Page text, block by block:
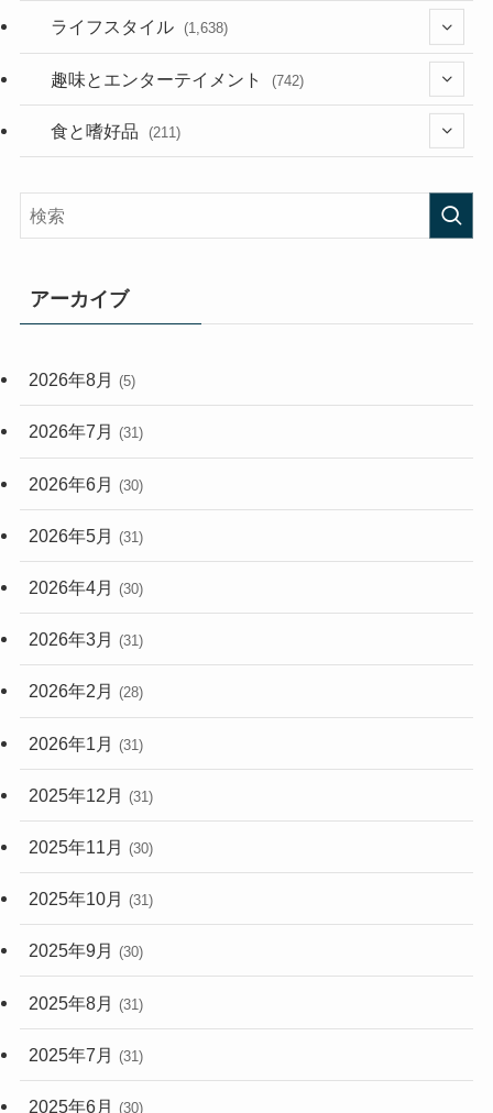
(187)
(118)
(181)
ライフスタイル (1,638)
(394)
(282)
(33)
(248)
趣味とエンターテイメント (742)
(56)
食と嗜好品 (211)
アーカイブ
2026年8月 (5)
2026年7月 (31)
2026年6月 (30)
2026年5月 (31)
2026年4月 (30)
2026年3月 (31)
2026年2月 (28)
2026年1月 (31)
2025年12月 (31)
2025年11月 (30)
2025年10月 (31)
2025年9月 (30)
2025年8月 (31)
2025年7月 (31)
2025年6月 (30)